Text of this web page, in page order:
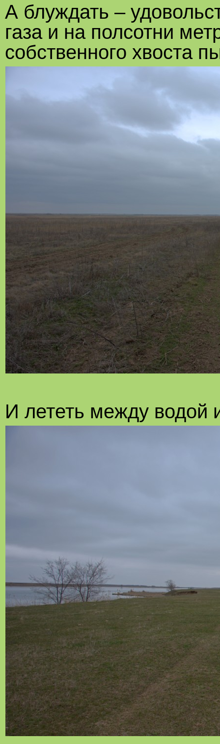
А блуждать –
газа и на полсотни
собственного хвоста
И лететь между водой